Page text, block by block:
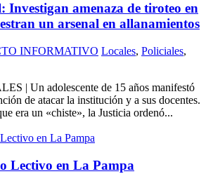
Investigan amenaza de tiroteo en
un arsenal en allanamientos
INFORMATIVO Locales, Policiales,
| Un adolescente de 15 años manifestó
de atacar la institución y a sus docentes.
era un «chiste», la Justicia ordenó...
Lectivo en La Pampa